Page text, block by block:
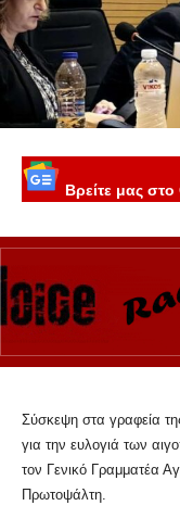
Βρείτε μας
Σύσκεψη στα γραφεία
για την ευλογιά των
τον Γενικό Γραμματέα
Πρωτοψάλτη.